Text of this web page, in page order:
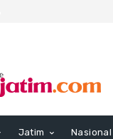
Jatim Nasional